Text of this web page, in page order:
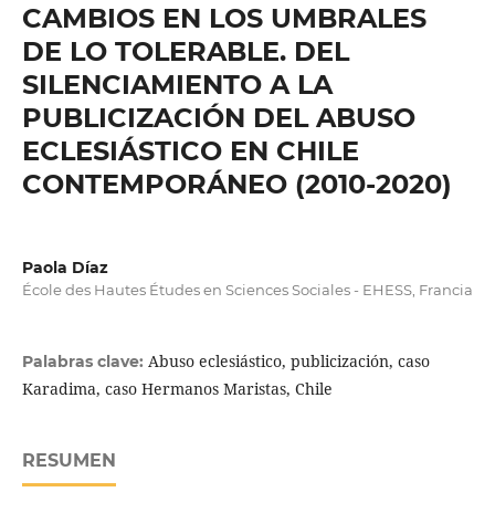
CAMBIOS EN LOS UMBRALES
DE LO TOLERABLE. DEL
SILENCIAMIENTO A LA
PUBLICIZACIÓN DEL ABUSO
ECLESIÁSTICO EN CHILE
CONTEMPORÁNEO (2010-2020)
Paola Díaz
École des Hautes Études en Sciences Sociales - EHESS, Francia
Palabras clave: Abuso eclesiástico, publicización, caso
Karadima, caso Hermanos Maristas, Chile
RESUMEN